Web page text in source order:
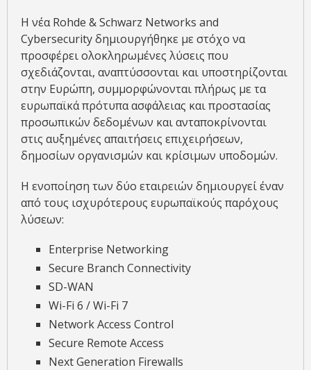
Η νέα Rohde & Schwarz Networks and
Cybersecurity δημιουργήθηκε με στόχο να
προσφέρει ολοκληρωμένες λύσεις που
σχεδιάζονται, αναπτύσσονται και υποστηρίζονται
στην Ευρώπη, συμμορφώνονται πλήρως με τα
ευρωπαϊκά πρότυπα ασφάλειας και προστασίας
προσωπικών δεδομένων και ανταποκρίνονται
στις αυξημένες απαιτήσεις επιχειρήσεων,
δημοσίων οργανισμών και κρίσιμων υποδομών.
Η ενοποίηση των δύο εταιρειών δημιουργεί έναν
από τους ισχυρότερους ευρωπαϊκούς παρόχους
λύσεων:
Enterprise Networking
Secure Branch Connectivity
SD-WAN
Wi-Fi 6 / Wi-Fi 7
Network Access Control
Secure Remote Access
Next Generation Firewalls